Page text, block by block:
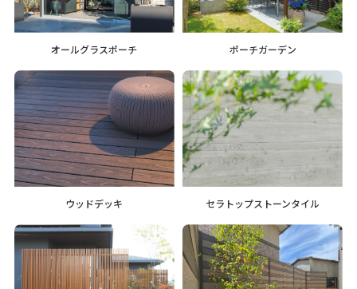
オールグラスポーチ ポーチガーデン
ウッドデッキ セラトップストーンタイル